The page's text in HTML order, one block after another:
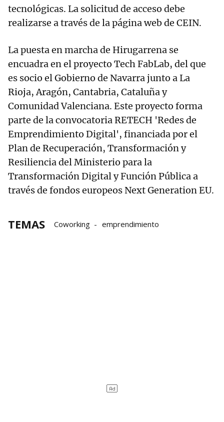
tecnológicas. La solicitud de acceso debe
realizarse a través de la página web de CEIN.
La puesta en marcha de Hirugarrena se
encuadra en el proyecto Tech FabLab, del que
es socio el Gobierno de Navarra junto a La
Rioja, Aragón, Cantabria, Cataluña y
Comunidad Valenciana. Este proyecto forma
parte de la convocatoria RETECH 'Redes de
Emprendimiento Digital', financiada por el
Plan de Recuperación, Transformación y
Resiliencia del Ministerio para la
Transformación Digital y Función Pública a
través de fondos europeos Next Generation EU.
TEMAS Coworking emprendimiento